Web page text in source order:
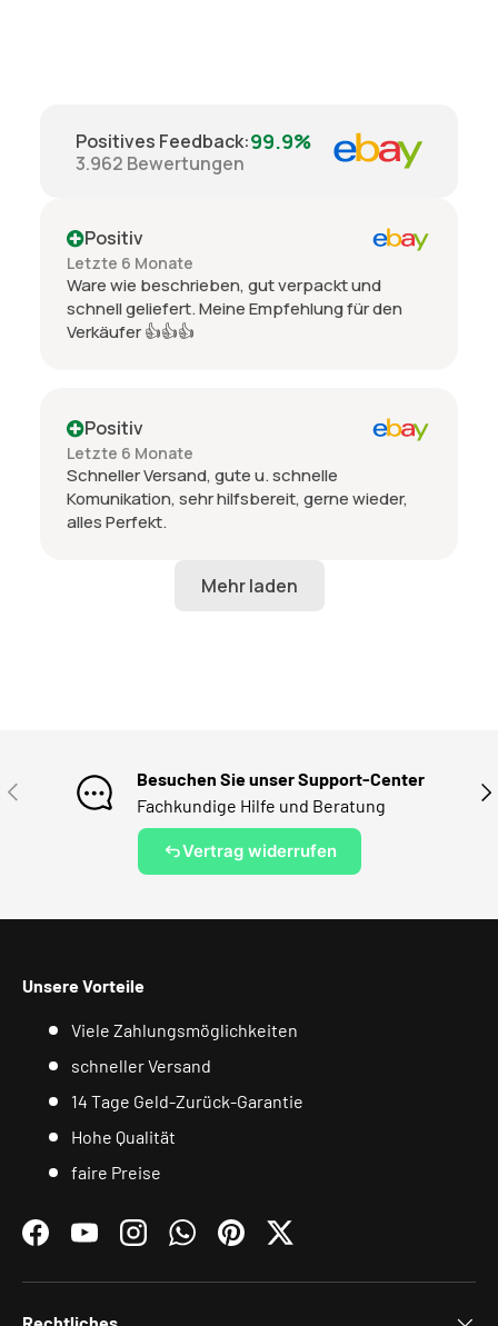
Positives Feedback:99.9%
3.962 Bewertungen
Positiv
Letzte 6 Monate
Ware wie beschrieben, gut verpackt und
schnell geliefert. Meine Empfehlung für den
Verkäufer 👍👍👍
Positiv
Letzte 6 Monate
Schneller Versand, gute u. schnelle
Komunikation, sehr hilfsbereit, gerne wieder,
alles Perfekt.
VORHERIGE
Besuchen Sie unser Support-Center
Fachkundige Hilfe und Beratung
Vertrag widerrufen
Unsere Vorteile
Viele Zahlungsmöglichkeiten
schneller Versand
14 Tage Geld-Zurück-Garantie
Hohe Qualität
faire Preise
FacebookYouTubeInstagramWhatsAppPinterestTwitter